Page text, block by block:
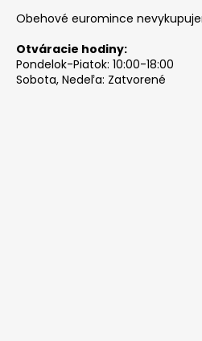
Obehové euromince
Otváracie hodiny:
Pondelok-Piatok: 10:00-18:00
Sobota, Nedeľa: Zatvorené